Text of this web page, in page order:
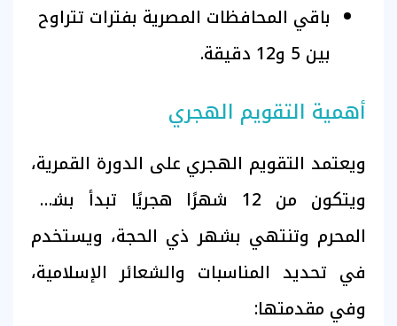
باقي المحافظات المصرية بفترات تتراوح
بين 5 و12 دقيقة.
أهمية التقويم الهجري
ويعتمد التقويم الهجري على الدورة القمرية،
ويتكون من 12 شهرًا هجريًا تبدأ بشهر
المحرم وتنتهي بشهر ذي الحجة، ويستخدم
في تحديد المناسبات والشعائر الإسلامية،
وفي مقدمتها: